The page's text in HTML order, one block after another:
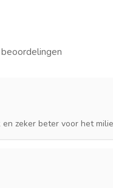
beoordelingen
zeker beter voor het